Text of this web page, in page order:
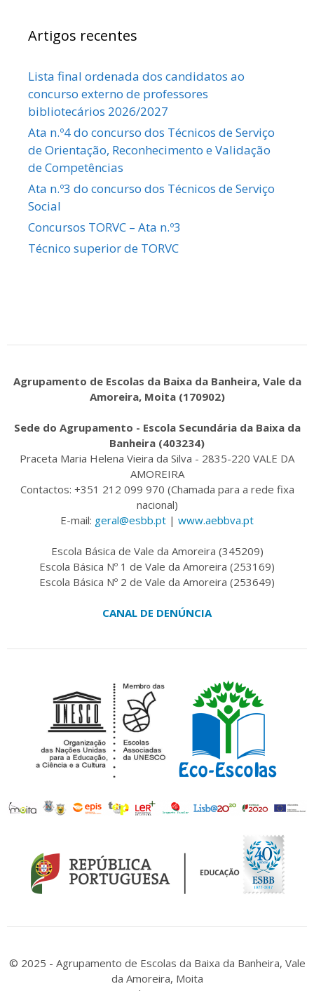
Artigos recentes
Lista final ordenada dos candidatos ao
concurso externo de professores
bibliotecários 2026/2027
Ata n.º4 do concurso dos Técnicos de Serviço
de Orientação, Reconhecimento e Validação
de Competências
Ata n.º3 do concurso dos Técnicos de Serviço
Social
Concursos TORVC – Ata n.º3
Técnico superior de TORVC
Agrupamento de Escolas da Baixa da Banheira, Vale da
Amoreira, Moita (170902)
Sede do Agrupamento - Escola Secundária da Baixa da
Banheira (403234)
Praceta Maria Helena Vieira da Silva - 2835-220 VALE DA
AMOREIRA
Contactos: +351 212 099 970 (Chamada para a rede fixa
nacional)
E-mail: geral@esbb.pt | www.aebbva.pt
Escola Básica de Vale da Amoreira (345209)
Escola Básica Nº 1 de Vale da Amoreira (253169)
Escola Básica Nº 2 de Vale da Amoreira (253649)
CANAL DE DENÚNCIA
© 2025 - Agrupamento de Escolas da Baixa da Banheira, Vale
da Amoreira, Moita